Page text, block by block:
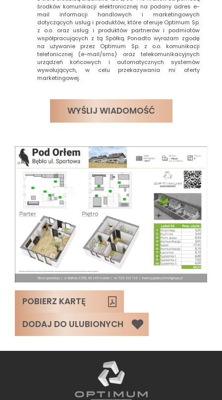
POBIERZ KARTĘ
DODAJ DO ULUBIONYCH
środków komunikacji elektronicznej na podany adres e-
mail informacji handlowych i marketingowych
dotyczących usług i produktów, które oferuje Optimum Sp.
z o.o. oraz usług i produktów partnerów i podmiotów
współpracujących z tą Spółką. Ponadto wyrażam zgodę
na używanie przez Optimum Sp. z o.o. komunikacji
telefonicznej (e-mail/sms) oraz telekomunikacyjnych
urządzeń końcowych i automatycznych systemów
wywołujących, w celu przekazywania mi oferty
marketingowej.
WYŚLIJ WIADOMOŚĆ